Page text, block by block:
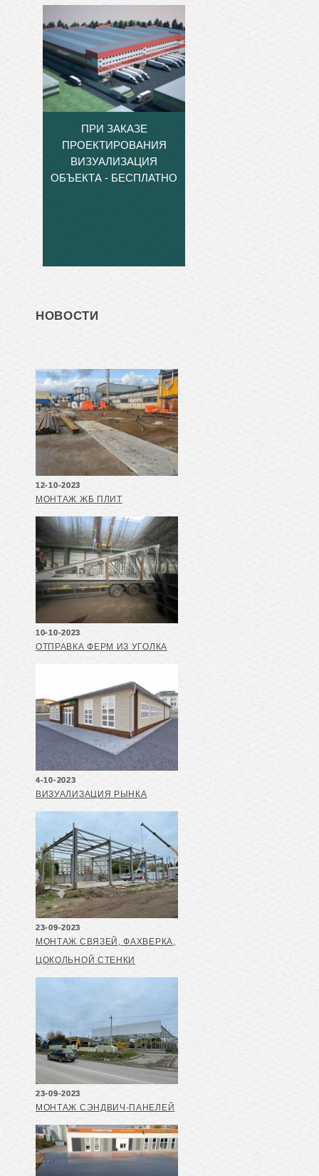
ПРИ ЗАКАЗЕ
ПРОЕКТИРОВАНИЯ
ВИЗУАЛИЗАЦИЯ
ОБЪЕКТА - БЕСПЛАТНО
НОВОСТИ
12-10-2023
МОНТАЖ ЖБ ПЛИТ
10-10-2023
ОТПРАВКА ФЕРМ ИЗ УГОЛКА
4-10-2023
ВИЗУАЛИЗАЦИЯ РЫНКА
23-09-2023
МОНТАЖ СВЯЗЕЙ, ФАХВЕРКА,
ЦОКОЛЬНОЙ СТЕНКИ
23-09-2023
МОНТАЖ СЭНДВИЧ-ПАНЕЛЕЙ